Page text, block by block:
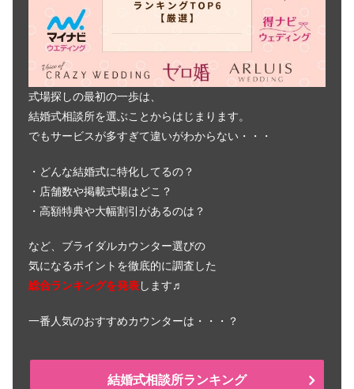
式場探しの最初の一歩は、
結婚式相談所を選ぶことからはじまります。
でもサービスが多すぎて違いがわからない・・・
・どんな結婚式に特化してるの？
・店舗数や掲載式場はどこ？
・高額特典や大幅割引があるのは？
など、ブライダルカウンター選びの
気になるポイントを徹底的に調査した
総合ランキングを発表します♬
一番人気のおすすめカウンターは・・・？
結婚式相談所ランキング